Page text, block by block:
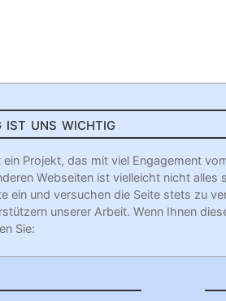
ist uns wichtig
Projekt, das mit viel Engagement
Webseiten ist vielleicht nicht
ein und versuchen die Seite stets zu
unserer Arbeit. Wenn Ihnen
Sie: